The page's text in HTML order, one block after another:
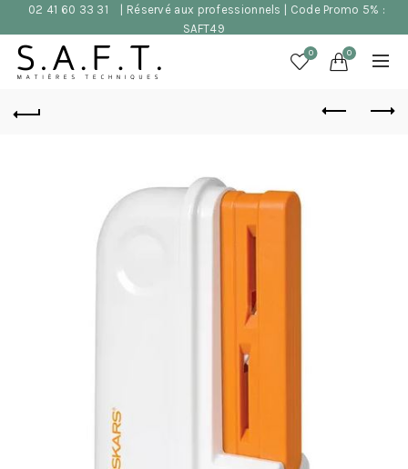
02 41 60 33 31
| Réservé aux professionnels | Code Promo 5% :
SAFT49
0 0